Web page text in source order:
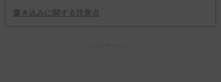
書き込みに関する注意点